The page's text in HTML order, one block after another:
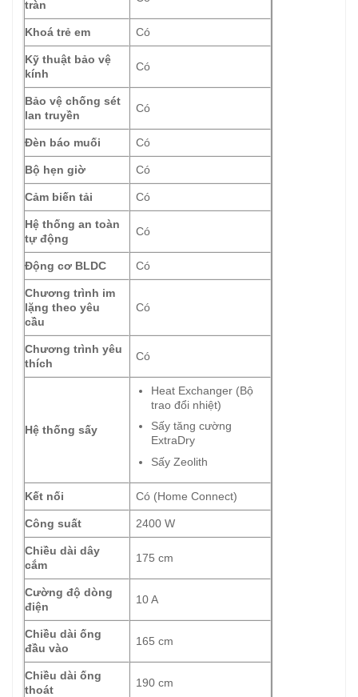
tràn
Khoá trẻ em Có
Kỹ thuật bảo vệ
kính
Có
Bảo vệ chống sét
lan truyền
Có
Đèn báo muối Có
Bộ hẹn giờ Có
Cảm biến tải Có
Hệ thống an toàn
tự động
Có
Động cơ BLDC Có
Chương trình im
lặng theo yêu
cầu
Có
Chương trình yêu
thích
Có
Hệ thống sấy
Heat Exchanger (Bộ
trao đổi nhiệt)
Sấy tăng cường
ExtraDry
Sấy Zeolith
Kết nối Có (Home Connect)
Công suất 2400 W
Chiều dài dây
cắm
175 cm
Cường độ dòng
điện
10 A
Chiều dài ống
đầu vào
165 cm
Chiều dài ống
thoát
190 cm